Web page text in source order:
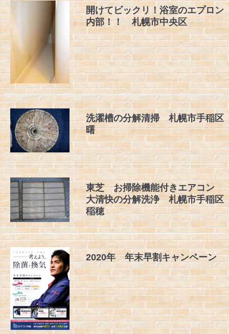
開けてビックリ！浴室のエプロン
内部！！ 札幌市中央区
洗濯槽の分解清掃 札幌市手稲区
曙
東芝 お掃除機能付きエアコン
大清快の分解洗浄 札幌市手稲区
稲穂
2020年 年末早割キャンペーン